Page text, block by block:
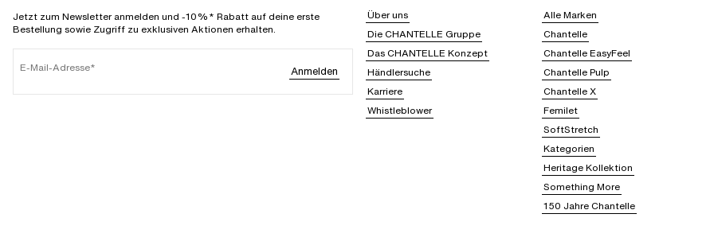
Jetzt zum Newsletter anmelden und -10%* Rabatt auf deine erste
Bestellung sowie Zugriff zu exklusiven Aktionen erhalten.
E-Mail-Adresse Anmelden
Über uns
Die CHANTELLE Gruppe
Das CHANTELLE Konzept
Händlersuche
Karriere
Whistleblower
Alle Marken
Chantelle
Chantelle EasyFeel
Chantelle Pulp
Chantelle X
Femilet
SoftStretch
Kategorien
Heritage Kollektion
Something More
150 Jahre Chantelle